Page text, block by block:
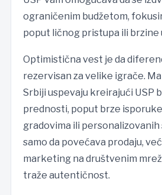
ograničenim budžetom,
poput ličnog pristupa ili brzine
Optimistična vest je da
rezervisan za velike igrače.
Srbiji uspevaju kreirajući USP
prednosti, poput brze
gradovima ili personalizovanih
samo da povećava prodaju,
marketing na društvenim
traže autentičnost.